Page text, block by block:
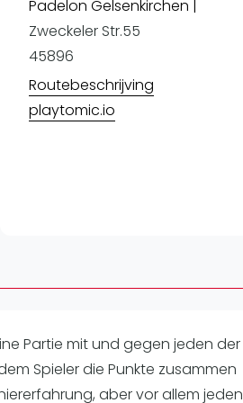
Padelon Gelsenkirchen |
Zweckeler Str.55
45896
Routebeschrijving
playtomic.io
Partie mit und gegen jeden der
Spieler die Punkte zusammen
aber vor allem jeden